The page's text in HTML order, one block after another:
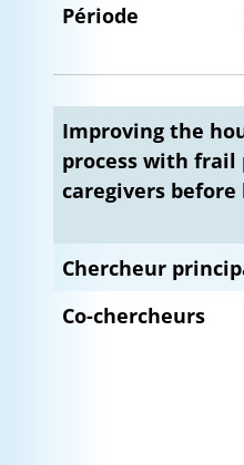
Période
Improving the
process with
caregivers
Chercheur
Co-chercheurs